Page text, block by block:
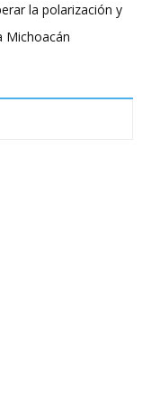
la polarización y
Michoacán